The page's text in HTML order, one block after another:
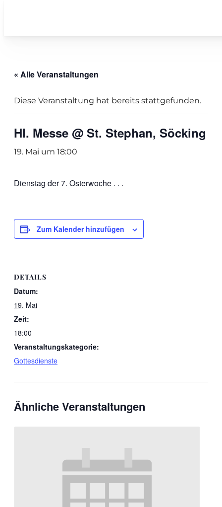
« Alle Veranstaltungen
Diese Veranstaltung hat bereits stattgefunden.
Hl. Messe @ St. Stephan, Söcking
19. Mai um 18:00
Dienstag der 7. Osterwoche . . .
Zum Kalender hinzufügen
DETAILS
Datum:
19. Mai
Zeit:
18:00
Veranstaltungskategorie:
Gottesdienste
Ähnliche Veranstaltungen